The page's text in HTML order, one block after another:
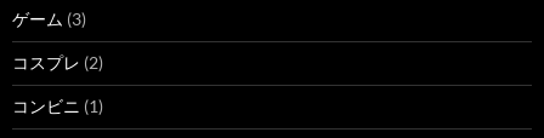
ゲーム (3)
コスプレ (2)
コンビニ (1)